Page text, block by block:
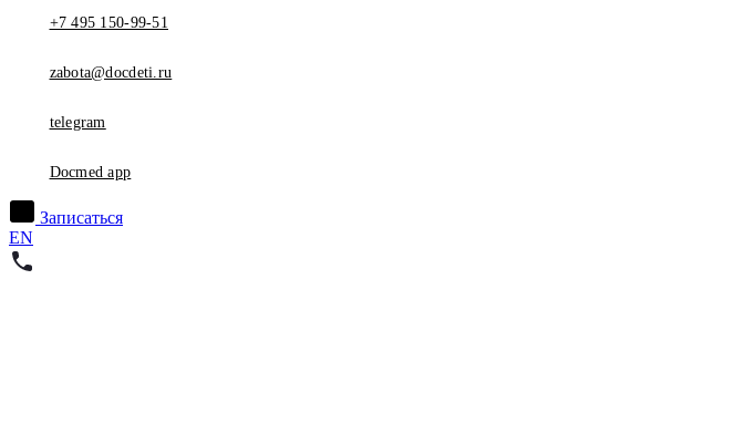
+7 495 150-99-51
zabota@docdeti.ru
telegram
Docmed app
Записаться
EN